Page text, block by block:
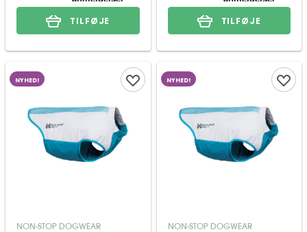
TILFØJE TILFØJE
NYHED!
NON-STOP DOGWEAR
NYHED!
NON-STOP DOGWEAR